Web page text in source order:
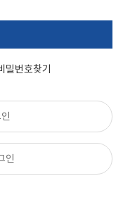
밀번호찾기
인